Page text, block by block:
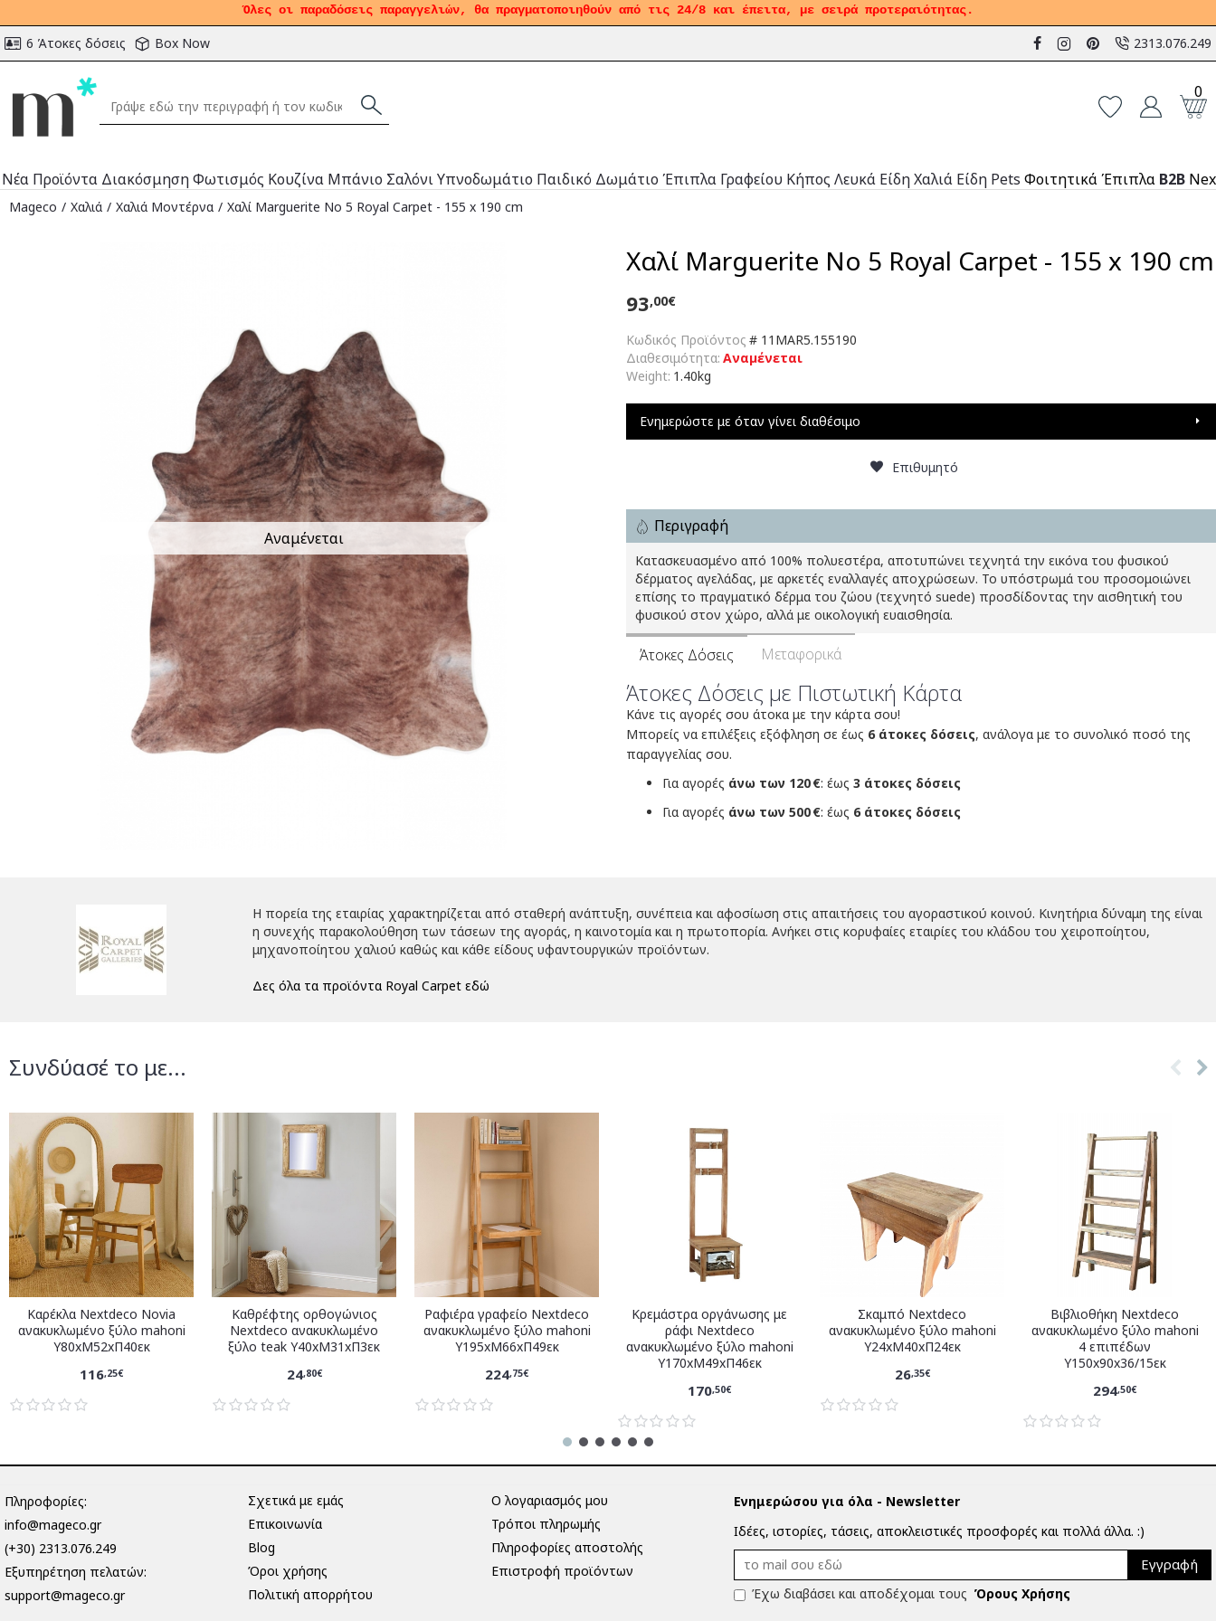
Όλες οι παραδόσεις παραγγελιών, θα πραγματοποιηθούν από τις 24/8 και έπειτα, με σειρά προτεραιότητας.
6 Άτοκες δόσεις Box Now 2313.076.249
0
Νέα Προϊόντα ΔιακόσμησηΦωτισμός Κουζίνα Μπάνιο ΣαλόνιΥπνοδωμάτιο Παιδικό Δωμάτιο Έπιπλα Γραφείου Κήπος Λευκά ΕίδηΧαλιά Είδη Pets Φοιτητικά Έπιπλα B2B
Mageco Χαλιά Χαλιά Μοντέρνα Χαλί Marguerite No 5 Royal Carpet - 155 x 190 cm
Αναμένεται
Χαλί Marguerite No 5 Royal Carpet - 155 x 190 cm
Κωδικός Προϊόντος # 11MAR5.155190
Διαθεσιμότητα: Αναμένεται
Weight: 1.40kg
93,00€
Ενημερώστε με όταν γίνει διαθέσιμο
Επιθυμητό
Περιγραφή
Κατασκευασμένο από 100% πολυεστέρα, αποτυπώνει τεχνητά την εικόνα του φυσικού
δέρματος αγελάδας, με αρκετές εναλλαγές αποχρώσεων. Το υπόστρωμά του προσομοιώνει
επίσης το πραγματικό δέρμα του ζώου (τεχνητό suede) προσδίδοντας την αισθητική του
φυσικού στον χώρο, αλλά με οικολογική ευαισθησία.
Άτοκες Δόσεις Μεταφορικά
Άτοκες Δόσεις με Πιστωτική Κάρτα
Κάνε τις αγορές σου άτοκα με την κάρτα σου!
Μπορείς να επιλέξεις εξόφληση σε έως 6 άτοκες δόσεις, ανάλογα με το συνολικό ποσό της
παραγγελίας σου.
Για αγορές άνω των 120 €: έως 3 άτοκες δόσεις
Για αγορές άνω των 500 €: έως 6 άτοκες δόσεις
Η πορεία της εταιρίας χαρακτηρίζεται από σταθερή ανάπτυξη, συνέπεια και αφοσίωση στις απαιτήσεις του αγοραστικού κοινού. Κινητήρια δύναμη της είναι
η συνεχής παρακολούθηση των τάσεων της αγοράς, η καινοτομία και η πρωτοπορία. Ανήκει στις κορυφαίες εταιρίες του κλάδου του χειροποίητου,
μηχανοποίητου χαλιού καθώς και κάθε είδους υφαντουργικών προϊόντων.
Δες όλα τα προϊόντα Royal Carpet εδώ
Συνδύασέ το με...
Καρέκλα Nextdeco Novia
ανακυκλωμένο ξύλο mahoni
Υ80xM52xΠ40εκ
116,25€
Καθρέφτης ορθογώνιος
Nextdeco ανακυκλωμένο
ξύλο teak Υ40xM31xΠ3εκ
24,80€
Ραφιέρα γραφείο Nextdeco
ανακυκλωμένο ξύλο mahoni
Υ195xM66xΠ49εκ
224,75€
Κρεμάστρα οργάνωσης με
ράφι Nextdeco
ανακυκλωμένο ξύλο mahoni
Υ170xM49xΠ46εκ
170,50€
Σκαμπό Nextdeco
ανακυκλωμένο ξύλο mahoni
Υ24xM40xΠ24εκ
26,35€
Βιβλιοθήκη Nextdeco
ανακυκλωμένο ξύλο mahoni
4 επιπέδων
Υ150x90x36/15εκ
294,50€
Πληροφορίες:
info@mageco.gr
(+30) 2313.076.249
Eξυπηρέτηση πελατών:
support@mageco.gr
Σχετικά με εμάς
Επικοινωνία
Blog
Όροι χρήσης
Πολιτική απορρήτου
Ο λογαριασμός μου
Τρόποι πληρωμής
Πληροφορίες αποστολής
Επιστροφή προϊόντων
Ενημερώσου για όλα - Newsletter
Ιδέες, ιστορίες, τάσεις, αποκλειστικές προσφορές και πολλά άλλα. :)
Εγγραφή
Έχω διαβάσει και αποδέχομαι τους Όρους Χρήσης